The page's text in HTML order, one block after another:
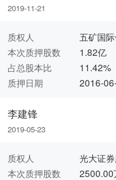
2019-11-21
质权人
五矿国
本次质押股数
1.82亿
占总股本比
11.42%
质押日期
2016-
李建锋
2019-05-23
质权人
光大证
本次质押股数
2500.00